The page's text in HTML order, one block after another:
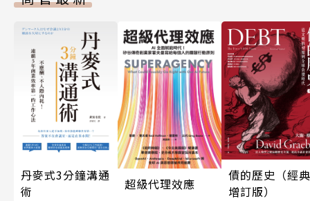
丹麥式3分鐘溝通
術
超級代理效應
債的歷史（經典
增訂版）